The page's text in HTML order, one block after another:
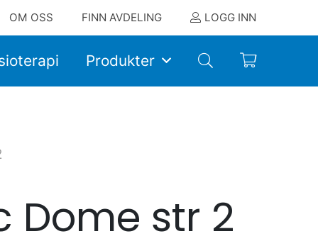
OM OSS FINN AVDELING LOGG INN
Produkter
Dome str 2